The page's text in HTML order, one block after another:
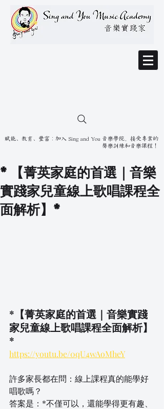
賦能、教育、豐富：加入 Sing and You 音樂學院，接受專業的
聲樂訓練和音樂課程！
*【菁英家庭的首選｜音樂
實踐家兒童線上歌唱課程全
面解析】*
*【菁英家庭的首選｜音樂實踐
家兒童線上歌唱課程全面解析】
*
https://youtu.be/0qU4wAoMheY
許多家長都在問：線上課程真的能學好
唱歌嗎？
答案是：*不僅可以，還能學得更有趣、